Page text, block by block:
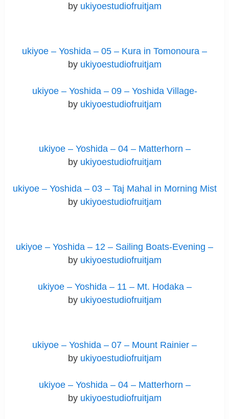
by ukiyoestudiofruitjam
ukiyoe – Yoshida – 05 – Kura in Tomonoura –
by ukiyoestudiofruitjam
ukiyoe – Yoshida – 09 – Yoshida Village-
by ukiyoestudiofruitjam
ukiyoe – Yoshida – 04 – Matterhorn –
by ukiyoestudiofruitjam
ukiyoe – Yoshida – 03 – Taj Mahal in Morning Mist
by ukiyoestudiofruitjam
ukiyoe – Yoshida – 12 – Sailing Boats-Evening –
by ukiyoestudiofruitjam
ukiyoe – Yoshida – 11 – Mt. Hodaka –
by ukiyoestudiofruitjam
ukiyoe – Yoshida – 07 – Mount Rainier –
by ukiyoestudiofruitjam
ukiyoe – Yoshida – 04 – Matterhorn –
by ukiyoestudiofruitjam